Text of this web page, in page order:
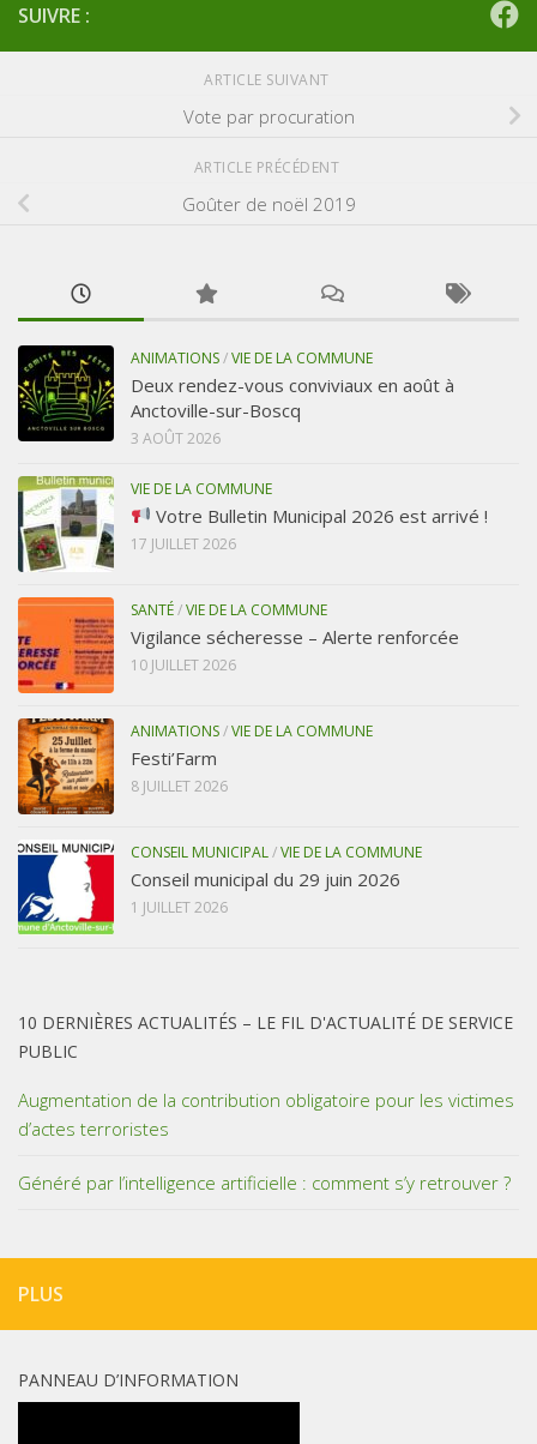
SUIVRE :
ARTICLE SUIVANT
Vote par procuration
ARTICLE PRÉCÉDENT
Goûter de noël 2019
ANIMATIONS/VIE DE LA COMMUNE
Deux rendez-vous conviviaux en août à
Anctoville-sur-Boscq
3 AOÛT 2026
VIE DE LA COMMUNE
Votre Bulletin Municipal 2026 est arrivé !
17 JUILLET 2026
SANTÉ/VIE DE LA COMMUNE
Vigilance sécheresse – Alerte renforcée
10 JUILLET 2026
ANIMATIONS/VIE DE LA COMMUNE
Festi’Farm
8 JUILLET 2026
CONSEIL MUNICIPAL/VIE DE LA COMMUNE
Conseil municipal du 29 juin 2026
1 JUILLET 2026
10 DERNIÈRES ACTUALITÉS – LE FIL D'ACTUALITÉ DE SERVICE
PUBLIC
Augmentation de la contribution obligatoire pour les victimes
d’actes terroristes
Généré par l’intelligence artificielle : comment s’y retrouver ?
PLUS
PANNEAU D’INFORMATION